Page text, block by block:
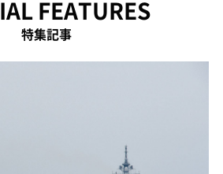
FEATURES
特集記事